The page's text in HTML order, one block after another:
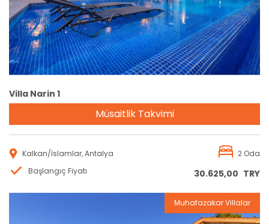
Villa Narin 1
Müsaitlik Takvimi
Kalkan/İslamlar, Antalya
2 Oda
Başlangıç Fiyatı
30.625,00 TRY
Muhafazakar Villalar